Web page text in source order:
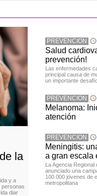
la
y a
personas
diar
PREVENCION
Salud
prevención!
Las enfermedades
principal causa de
un importante
PREVENCION
Melanoma:
atención
PREVENCION
Meningitis:
a gran escala
La Agencia
anunciado una
100.000 jóvenes de
metropolitana